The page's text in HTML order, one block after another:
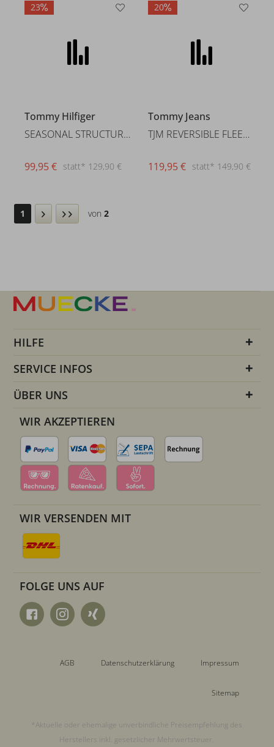
23
Tommy Hilfiger
SEASONAL STRUCTURE CNECK
statt* 129,90 €
99,95 €
20
Tommy Jeans
TJM REVERSIBLE FLEECE OS EXT
statt* 149,90 €
119,95 €
1 von2
HILFE
SERVICE INFOS
ÜBER UNS
WIR AKZEPTIEREN
WIR VERSENDEN MIT
FOLGE UNS AUF
AGB Datenschutzerklärung Impressum
Sitemap
*Aktuelle oder ehemalige unverbindliche Preisempfehlung des
Herstellers inkl. gesetzlicher Mehrwertsteuer.